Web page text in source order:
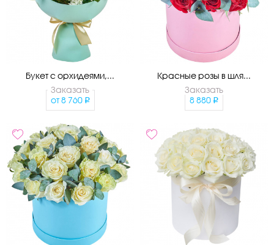
Букет с орхидеями,...
Заказать
от 8 760
Красные розы в шля...
Заказать
8 880